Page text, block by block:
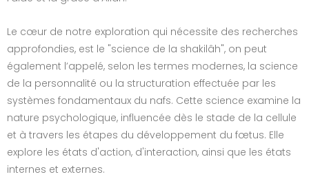
Le cœur de notre exploration qui nécessite des recherches
approfondies, est le "science de la shakilâh", on peut
également l’appelé, selon les termes modernes, la science
de la personnalité ou la structuration effectuée par les
systèmes fondamentaux du nafs. Cette science examine la
nature psychologique, influencée dès le stade de la cellule
et à travers les étapes du développement du fœtus. Elle
explore les états d'action, d'interaction, ainsi que les états
internes et externes.